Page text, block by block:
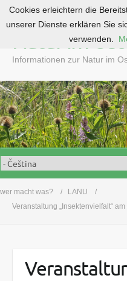
o
c
o
n
t
e
n
Natur im
Informationen zur Natur im
wer macht was?
LANU
Veranstaltung „Insektenvielfalt“
Cookies erleichtern die
unserer Dienste erklären Sie
verwenden.